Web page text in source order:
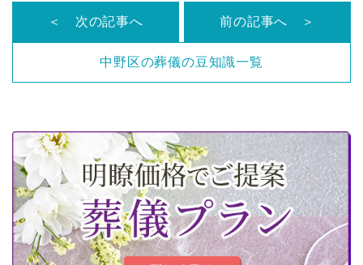
＜ 次の記事へ
中野区の葬儀の豆知識一覧
前の記事へ ＞